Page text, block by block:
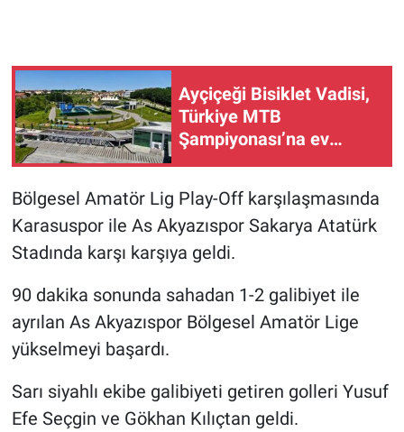
Ayçiçeği Bisiklet Vadisi,
Türkiye MTB
Şampiyonası’na ev
sahipliği yapacak
Bölgesel Amatör Lig Play-Off karşılaşmasında
Karasuspor ile As Akyazıspor Sakarya Atatürk
Stadında karşı karşıya geldi.
90 dakika sonunda sahadan 1-2 galibiyet ile
ayrılan As Akyazıspor Bölgesel Amatör Lige
yükselmeyi başardı.
Sarı siyahlı ekibe galibiyeti getiren golleri Yusuf
Efe Seçgin ve Gökhan Kılıçtan geldi.